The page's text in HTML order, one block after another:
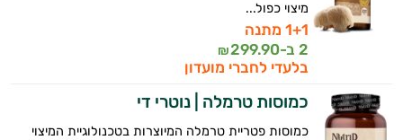
מיצוי כפול...
1+1 מתנה
2 ב-
299.90
₪
בלעדי לחברי מועדון
כמוסות טרמלה | נוטרי די
כמוסות פטריית טרמלה המיוצרות בטכנולוגיית המיצוי